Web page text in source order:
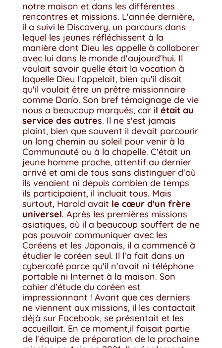
notre maison et dans les différentes
rencontres et missions. L'année dernière,
il a suivi le Discovery, un parcours dans
lequel les jeunes réfléchissent à la
manière dont Dieu les appelle à collaborer
avec lui dans le monde d'aujourd'hui. Il
voulait savoir quelle était la vocation à
laquelle Dieu l'appelait, bien qu'il disait
qu'il voulait être un prêtre missionnaire
comme Darío. Son bref témoignage de vie
nous a beaucoup marqués, car il était au
service des autres. Il ne s'est jamais
plaint, bien que souvent il devait parcourir
un long chemin au soleil pour venir à la
Communauté ou à la chapelle. C'était un
jeune homme proche, attentif au dernier
arrivé et ami de tous sans distinguer d'où
ils venaient ni depuis combien de temps
ils participaient, il incluait tous. Mais
surtout, Harold avait le cœur d'un frère
universel. Après les premières missions
asiatiques, où il a beaucoup souffert de ne
pas pouvoir communiquer avec les
Coréens et les Japonais, il a commencé à
étudier le coréen seul. Il l'a fait dans un
cybercafé parce qu'il n'avait ni téléphone
portable ni Internet à la maison. Son
cahier d'étude du coréen est
impressionnant ! Avant que ces derniers
ne viennent aux missions, il les contactait
déjà sur Facebook, se présentait et les
accueillait. En ce moment,il faisait partie
de l'équipe de préparation de la prochaine